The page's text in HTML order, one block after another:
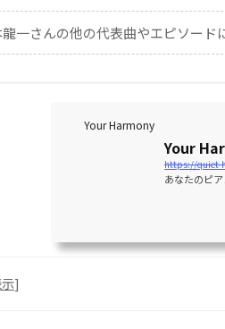
一さんの他の代表曲やエピソード
Your Harmony
Your
https://quiet-
あなたのピ
]